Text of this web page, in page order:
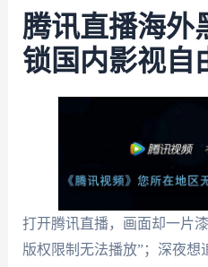
腾讯直播海外
锁国内影视自
打开腾讯直播，画面却一片
版权限制无法播放”；深夜